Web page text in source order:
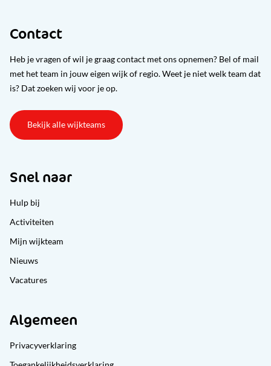
Contact
Heb je vragen of wil je graag contact met ons opnemen? Bel of mail
met het team in jouw eigen wijk of regio. Weet je niet welk team dat
is? Dat zoeken wij voor je op.
Bekijk alle wijkteams
Snel naar
Hulp bij
Activiteiten
Mijn wijkteam
Nieuws
Vacatures
Algemeen
Privacyverklaring